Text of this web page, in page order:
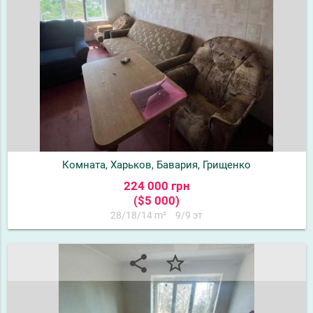
Комната, Харьков, Бавария, Грищенко
224 000 грн
($5 000)
28/18/14 m² 9/9 эт
share star_border